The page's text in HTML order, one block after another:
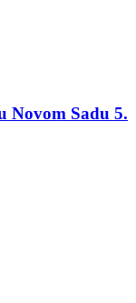
Novom Sadu 5.